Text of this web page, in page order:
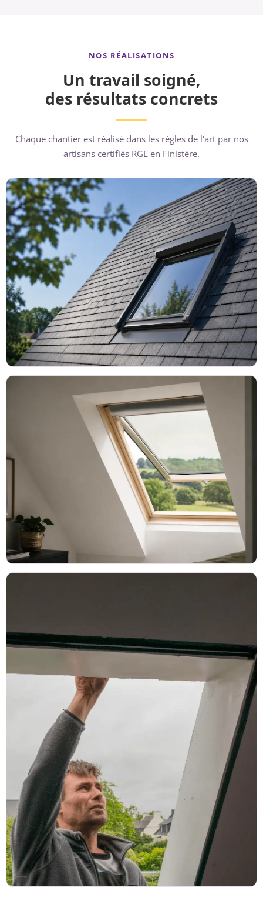
NOS RÉALISATIONS
Un travail soigné,
des résultats concrets
Chaque chantier est réalisé dans les règles de l'art par nos
artisans certifiés RGE en Finistère.